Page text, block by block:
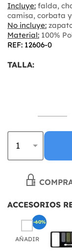
Incluye: falda,
camisa, corbata
No incluye:
Material: 100%
REF: 12606-0
TALLA:
ACCESORIOS
AÑADIR
-60%